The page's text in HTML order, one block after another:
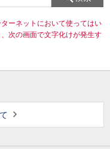
ーネットにおいて使ってはい
次の画面で文字化けが発生す